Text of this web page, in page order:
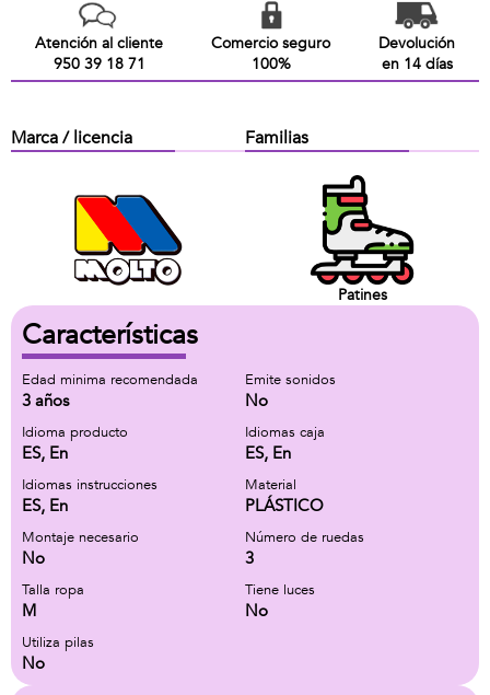
Atención al cliente
950 39 18 71
Comercio seguro
100%
Devolución
en 14 días
Marca / licencia Familias
Patines
Características
Edad minima recomendada
3 años
Emite sonidos
No
Idioma producto
ES, En
Idiomas caja
ES, En
Idiomas instrucciones
ES, En
Material
PLÁSTICO
Montaje necesario
No
Número de ruedas
3
Talla ropa
M
Tiene luces
No
Utiliza pilas
No